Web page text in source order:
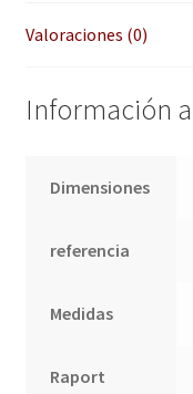
Política de privacidad
Términos de uso
Tienda
Tu Proyecto
Valoraciones (0)
Información
Dimensiones
referencia
Medidas
Raport